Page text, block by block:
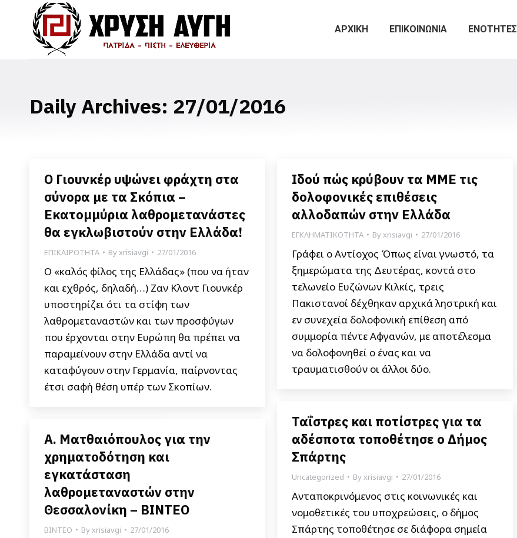
ΑΡΧΙΚΗ ΕΠΙΚΟΙΝΩΝΙΑ ΕΝΟΤΗΤΕΣ
Daily Archives: 27/01/2016
Ο Γιουνκέρ υψώνει φράχτη στα
σύνορα με τα Σκόπια –
Εκατομμύρια λαθρομετανάστες
θα εγκλωβιστούν στην Ελλάδα!
ΕΠΙΚΑΙΡΟΤΗΤΑ Byxrisiavgi 27/01/2016
Ο «καλός φίλος της Ελλάδας» (που να ήταν
και εχθρός, δηλαδή…) Ζαν Κλοντ Γιουνκέρ
υποστηρίζει ότι τα στίφη των
λαθρομεταναστών και των προσφύγων
που έρχονται στην Ευρώπη θα πρέπει να
παραμείνουν στην Ελλάδα αντί να
καταφύγουν στην Γερμανία, παίρνοντας
έτσι σαφή θέση υπέρ των Σκοπίων.
Ιδού πώς κρύβουν τα ΜΜΕ τις
δολοφονικές επιθέσεις
αλλοδαπών στην Ελλάδα
ΕΓΚΛΗΜΑΤΙΚΟΤΗΤΑ Byxrisiavgi 27/01/2016
Γράφει ο Αντίοχος Όπως είναι γνωστό, τα
ξημερώματα της Δευτέρας, κοντά στο
τελωνείο Ευζώνων Κιλκίς, τρεις
Πακιστανοί δέχθηκαν αρχικά ληστρική και
εν συνεχεία δολοφονική επίθεση από
συμμορία πέντε Αφγανών, με αποτέλεσμα
να δολοφονηθεί ο ένας και να
τραυματισθούν οι άλλοι δύο.
Ταΐστρες και ποτίστρες για τα
αδέσποτα τοποθέτησε ο Δήμος
Σπάρτης
Uncategorized Byxrisiavgi 27/01/2016
Ανταποκρινόμενος στις κοινωνικές και
νομοθετικές του υποχρεώσεις, ο δήμος
Σπάρτης τοποθέτησε σε διάφορα σημεία
Α. Ματθαιόπουλος για την
χρηματοδότηση και
εγκατάσταση
λαθρομεταναστών στην
Θεσσαλονίκη – ΒΙΝΤΕΟ
ΒΙΝΤΕΟ Byxrisiavgi 27/01/2016